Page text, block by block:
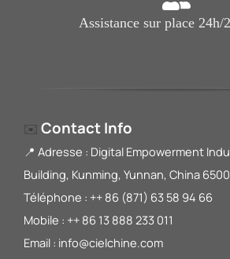
Assistance sur place 24h/
✉️ Contact Info
📍 Adresse : Digital Empowerment
Building, Kunming, Yunnan, China
Téléphone : ++ 86 (871) 63 58 94 66
Mobile : ++ 86 13 888 233 011
Email : info@cielchine.com